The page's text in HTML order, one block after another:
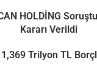
HOLDİNG
Kararı Verildi
Trilyon TL